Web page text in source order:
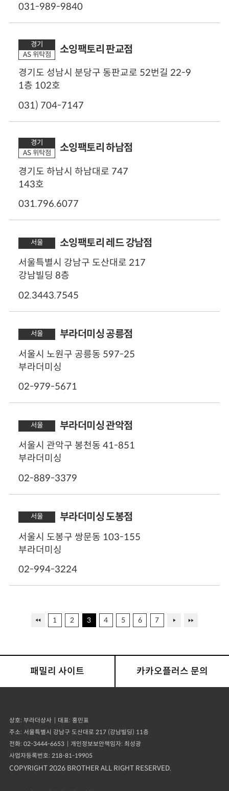
(화,목) 오전 10:00 - 오후 20:00
주차
가능
50m
공식 웹사이트
바로가기
영업시간
(토) 오전 10:30 - 오후 18:00
주차
주차 가능
50m
영업시간
(월~금) 오전 10:00 - 오후 20:00
(토) 오전 10:00 - 오후 16:00
(일) - 휴무
주차
031-989-9840
50m
공식 웹사이트
바로가기
영업시간
(화,금) 오전 10:00 - 오후 20:00
(일,월,수,목,토) 오전 10:00 - 오후 18:00
점심시간 오후 12:30 - 오후 13:30
가능
경기
AS 위탁점
소잉팩토리 판교점
경기도 성남시 분당구 동판교로 52번길 22-9
1층 102호
031) 704-7147
공식 웹사이트
바로가기
(화,수,목,금) 오전 10:00 - 오후 16:00
(토) 오전 10:30 - 오후 15:00
주차
주차 가능
경기
AS 위탁점
소잉팩토리 하남점
경기도 하남시 하남대로 747
143호
031.796.6077
공식 웹사이트
바로가기
영업시간
(일),법정 공휴일 - 휴무
주차
가능
서울 소잉팩토리 레드 강남점
서울특별시 강남구 도산대로 217
강남빌딩 8층
02.3443.7545
공식 웹사이트
바로가기
영업시간
가능/사전예약필수
서울 부라더미싱 공릉점
서울시 노원구 공릉동 597-25
부라더미싱
02-979-5671
영업시간
주차
가능
서울 부라더미싱 관악점
서울시 관악구 봉천동 41-851
부라더미싱
02-889-3379
오전 09:00 - 오후 19:00
주차
가능
서울 부라더미싱 도봉점
서울시 도봉구 쌍문동 103-155
부라더미싱
02-994-3224
1 2 3 4 5 6 7
패밀리 사이트 카카오플러스 문의
상호 부라더상사 대표 홍민표
주소 서울특별시 강남구 도산대로 217 (강남빌딩) 11층
전화 02-3444-6653 개인정보보안책임자 최성광
사업자등록번호 218-81-19905
COPYRIGHT 2026 BROTHER ALL RIGHT RESERVED.